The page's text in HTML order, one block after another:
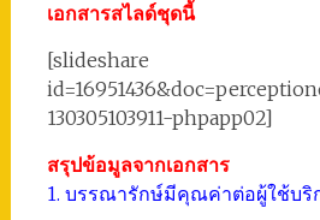
เอกสารสไลด์ชุดนี้
[slideshare
130305103911-phpapp02]
สรุปข้อมูลจากเอกสาร
1. บรรณารักษ์มีคุณค่าต่อผู้ใช้บริ